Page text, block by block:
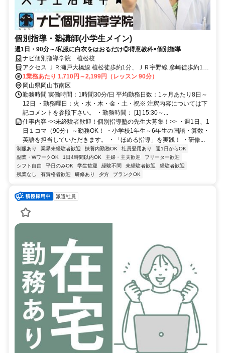
個別指導・塾講師(小学生メイン)
週1日・90分～/私服に白衣をはおるだけ◎得意教科×個別指導
ナビ個別指導学院 植松校
アクセス ＪＲ瀬戸大橋線 植松徒歩約1分、ＪＲ宇野線 彦崎徒歩約11
分、ＪＲ瀬戸大橋線 茶屋町東口徒歩約37分 植松駅より徒歩2分
1業務あたり 1,710円～2,199円（レッスン 90分）
岡山県岡山市南区
勤務時間 実働時間：1時間30分/日 平均勤務日数：1ヶ月あたり8日～
12日 ・勤務曜日：火・水・木・金・土・祝※ 注釈内容については下
記コメントを参照下さい。 ・勤務時間： [1] 15:30～...
仕事内容 <<未経験者歓迎！個別指導塾の先生大募集！>> ・週1日、1
日１コマ（90分）～勤務OK！ ・小学校1年生～6年生の国語・算数・
英語を担当していただきます。 ・「ほめる指導」を実践！ ・研修...
制服あり 業界未経験者歓迎 扶養内勤務OK 社員登用あり
週1日からOK
副業・WワークOK
1日4時間以内OK 主婦・主夫歓迎
フリーター歓迎
シフト自由
平日のみOK 学生歓迎 経験不問 未経験者歓迎
経験者歓迎
残業なし
有資格者歓迎 研修あり 夕方 ブランクOK
派遣社員